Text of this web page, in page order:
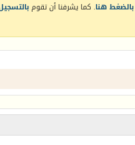
بالضغط هنا. كما يشرفنا أن تقوم